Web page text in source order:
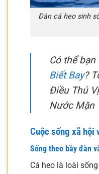
Đàn cá heo sinh
Có thể
Biết Bay?
Điều Thú
Nước Mặn
Cuộc sống xã hội
Sống theo bầy đàn
Cá heo là loài